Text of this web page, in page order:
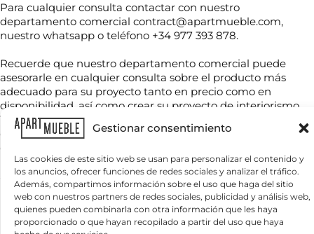
Gestionar consentimiento
Las cookies de este sitio web se usan para personalizar el contenido y
los anuncios, ofrecer funciones de redes sociales y analizar el tráfico.
Además, compartimos información sobre el uso que haga del sitio
web con nuestros partners de redes sociales, publicidad y análisis web,
quienes pueden combinarla con otra información que les haya
proporcionado o que hayan recopilado a partir del uso que haya
Para cualquier consulta contactar con nuestro
departamento comercial contract@apartmueble.com,
nuestro whatsapp o teléfono +34 977 393 878.
Recuerde que nuestro departamento comercial puede
asesorarle en cualquier consulta sobre el producto más
adecuado para su proyecto tanto en precio como en
disponibilidad, así como crear su proyecto de interiorismo.
Tenemos mucha variedad en producto de hostelería tanto
de importación como nacional, por compra unitaria o de
contenedores.
Para grandes cantidades consultar precio final.
Se envía muestras a cargo del comprador.
Iva , tasas y transporte no incluido.
Precio para unidades sueltas: precio de tarifa.
n
v
í
o
r
r
e
o
N
o
m
e
*
T
e
l
o
n
*
C
o
r
e
o
e
e
c
¿
Q
u
é
n